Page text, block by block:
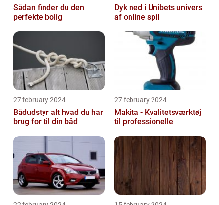
Sådan finder du den
perfekte bolig
Dyk ned i Unibets univers
af online spil
27 february 2024
Bådudstyr alt hvad du har
brug for til din båd
27 february 2024
Makita - Kvalitetsværktøj
til professionelle